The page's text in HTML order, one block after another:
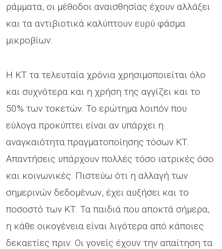
ράμματα, οι μέθοδοι αναισθησίας έχουν αλλάξει
και τα αντιβιοτικά καλύπτουν ευρύ φάσμα
μικροβίων.
Η ΚΤ τα τελευταία χρόνια χρησιμοποιείται όλο
και συχνότερα και η χρήση της αγγίζει και το
50% των τοκετών. Το ερώτημα λοιπόν που
εύλογα προκύπτει είναι αν υπάρχει η
αναγκαιότητα πραγματοποίησης τόσων ΚΤ.
Απαντήσεις υπάρχουν πολλές τόσο ιατρικές όσο
και κοινωνικές. Πιστεύω ότι η αλλαγή των
σημερινών δεδομένων, έχει αυξήσει και το
ποσοστό των ΚΤ. Τα παιδιά που αποκτά σήμερα,
η κάθε οικογένεια είναι λιγότερα από κάποιες
δεκαετίες πριν. Οι γονείς έχουν την απαίτηση τα